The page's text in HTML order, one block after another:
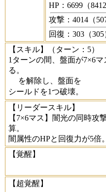
HP：6699（8412
攻撃：4014（
回復：303（305
【スキル】
（ターン：5）
1ターンの間、盤面が7×6マ
る。
を解除し、盤面を
シールドを1つ破壊。
【リーダースキル】
【7×6マス】闇光の同時攻
算。
闇属性のHPと回復力が5倍。
【覚醒】
【超覚醒】